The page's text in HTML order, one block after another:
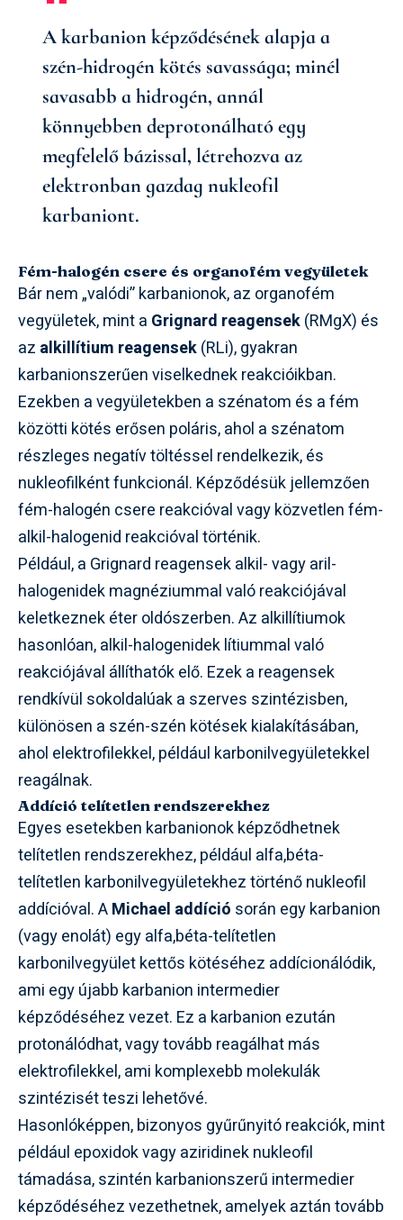
A karbanion képződésének alapja a
szén-hidrogén kötés savassága; minél
savasabb a hidrogén, annál
könnyebben deprotonálható egy
megfelelő bázissal, létrehozva az
elektronban gazdag nukleofil
karbaniont.
Fém-halogén csere és organofém vegyületek
Bár nem „valódi” karbanionok, az organofém
vegyületek, mint a Grignard reagensek(RMgX) és
az alkillítium reagensek(RLi), gyakran
karbanionszerűen viselkednek reakcióikban.
Ezekben a vegyületekben a szénatom és a fém
közötti kötés erősen poláris, ahol a szénatom
részleges negatív töltéssel rendelkezik, és
nukleofilként funkcionál. Képződésük jellemzően
fém-halogén csere reakcióval vagy közvetlen fém-
alkil-halogenid reakcióval történik.
Például, a Grignard reagensek alkil- vagy aril-
halogenidek magnéziummal való reakciójával
keletkeznek éter oldószerben. Az alkillítiumok
hasonlóan, alkil-halogenidek lítiummal való
reakciójával állíthatók elő. Ezek a reagensek
rendkívül sokoldalúak a szerves szintézisben,
különösen a szén-szén kötések kialakításában,
ahol elektrofilekkel, például karbonilvegyületekkel
reagálnak.
Addíció telítetlen rendszerekhez
Egyes esetekben karbanionok képződhetnek
telítetlen rendszerekhez, például alfa,béta-
telítetlen karbonilvegyületekhez történő nukleofil
addícióval. AMichael addíció során egy karbanion
(vagy enolát) egy alfa,béta-telítetlen
karbonilvegyület kettős kötéséhez addícionálódik,
ami egy újabb karbanion intermedier
képződéséhez vezet. Ez a karbanion ezután
protonálódhat, vagy tovább reagálhat más
elektrofilekkel, ami komplexebb molekulák
szintézisét teszi lehetővé.
Hasonlóképpen, bizonyos gyűrűnyitó reakciók, mint
például epoxidok vagy aziridinek nukleofil
támadása, szintén karbanionszerű intermedier
képződéséhez vezethetnek, amelyek aztán tovább